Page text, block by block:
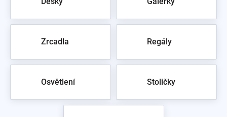
Zrcadla Regály
Osvětlení Stoličky